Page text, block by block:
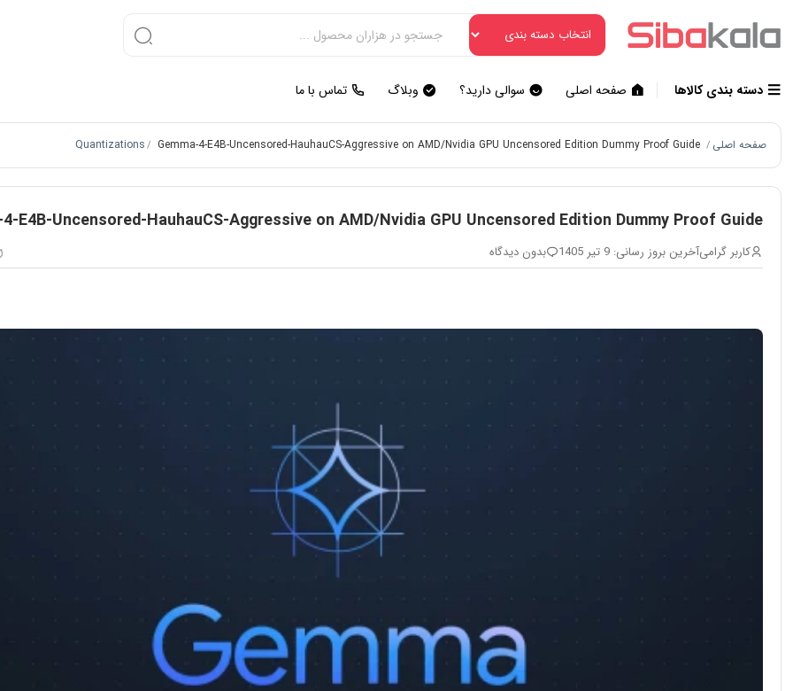
دسته بندی کالاها صفحه اصلی سوالی دارید؟ وبلاگ تماس با ما
صفحه اصلی /
Quantizations/ Gemma-4-E4B-Uncensored-HauhauCS-Aggressive on AMD/Nvidia GPU Uncensored Edition Dummy Proof Guide
E4B-Uncensored-HauhauCS-Aggressive on AMD/Nvidia GPU Uncensored Edition Dummy Proof Guide
کاربر گرامیآخرین بروز رسانی: 9 تیر 1405 بدون دیدگاه